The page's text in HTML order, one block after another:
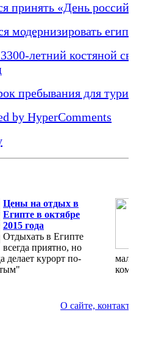
принять «День
модернизировать
летний костяной
пребывания для
by HyperComments
Цены на отдых в
Египте в октябре
2015 года
Отдыхать в Египте
всегда приятно, но
делает курорт по-
мало, а
О сайте, контакты